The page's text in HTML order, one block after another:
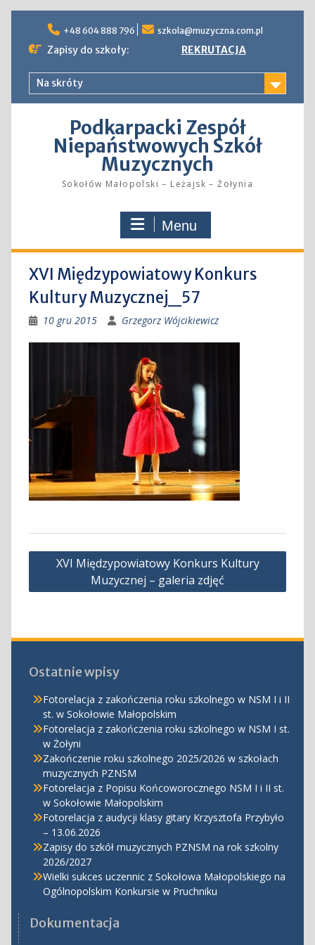
content
+48 604 888 796 szkola@muzyczna.com.pl
Zapisy do szkoły: REKRUTACJA
Na skróty
Podkarpacki Zespół
Niepaństwowych Szkół
Muzycznych
Sokołów Małopolski – Leżajsk – Żołynia
Menu
XVI Międzypowiatowy Konkurs
Kultury Muzycznej_57
10 gru 2015 Grzegorz Wójcikiewicz
Nawigacja
XVI Międzypowiatowy Konkurs Kultury
Muzycznej – galeria zdjęć
Ostatnie wpisy
Fotorelacja z zakończenia roku szkolnego w NSM I i II
st. w Sokołowie Małopolskim
Fotorelacja z zakończenia roku szkolnego w NSM I st.
w Żołyni
Zakończenie roku szkolnego 2025/2026 w szkołach
muzycznych PZNSM
Fotorelacja z Popisu Końcoworocznego NSM I i II st.
w Sokołowie Małopolskim
Fotorelacja z audycji klasy gitary Krzysztofa Przybyło
– 13.06.2026
Zapisy do szkół muzycznych PZNSM na rok szkolny
2026/2027
Wielki sukces uczennic z Sokołowa Małopolskiego na
Ogólnopolskim Konkursie w Pruchniku
Dokumentacja